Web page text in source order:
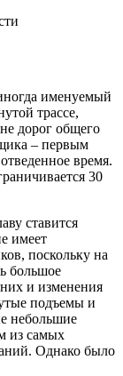
именуемый
трассе,
дорог общего
– первым
время.
30
ставится
имеет
поскольку на
большое
и изменения
подъемы и
небольшие
из самых
Однако было